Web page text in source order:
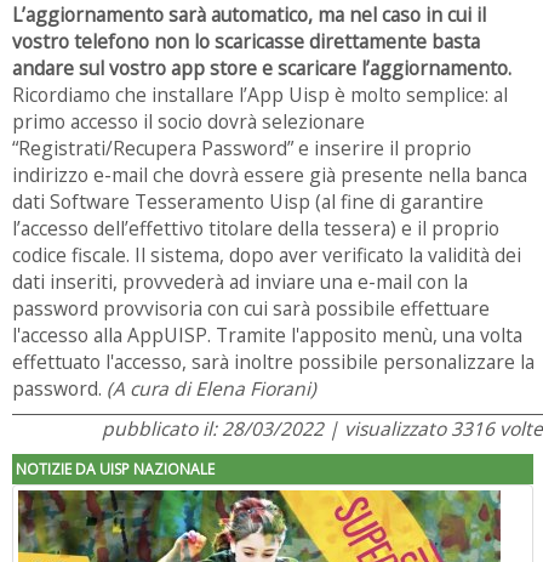
L’aggiornamento sarà automatico, ma nel caso in cui il
vostro telefono non lo scaricasse direttamente basta
andare sul vostro app store e scaricare l’aggiornamento.
Ricordiamo che installare l’App Uisp è molto semplice: al
primo accesso il socio dovrà selezionare
“Registrati/Recupera Password” e inserire il proprio
indirizzo e-mail che dovrà essere già presente nella banca
dati Software Tesseramento Uisp (al fine di garantire
l’accesso dell’effettivo titolare della tessera) e il proprio
codice fiscale. Il sistema, dopo aver verificato la validità dei
dati inseriti, provvederà ad inviare una e-mail con la
password provvisoria con cui sarà possibile effettuare
l'accesso alla AppUISP. Tramite l'apposito menù, una volta
effettuato l'accesso, sarà inoltre possibile personalizzare la
password. (A cura di Elena Fiorani)
pubblicato il: 28/03/2022 | visualizzato 3316 volte
NOTIZIE DA UISP NAZIONALE